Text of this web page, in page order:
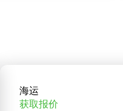
海运
获取报价